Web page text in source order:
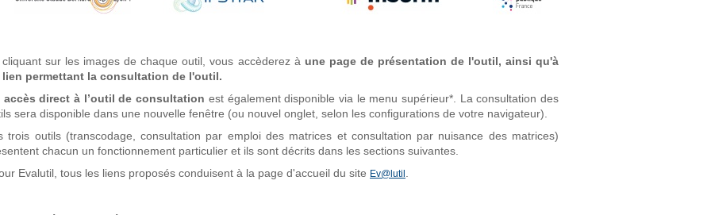
cliquant sur les images de chaque outil, vous accèderez à une page de présentation de l'outil, ainsi qu'à
lien permettant la consultation de l'outil.
accès direct à l’outil de consultation est également disponible via le menu supérieur*. La consultation des
sera disponible dans une nouvelle fenêtre (ou nouvel onglet, selon les configurations de votre navigateur).
trois outils (transcodage, consultation par emploi des matrices et consultation par nuisance des matrices)
chacun un fonctionnement particulier et ils sont décrits dans les sections suivantes.
Evalutil, tous les liens proposés conduisent à la page d'accueil du site Ev@lutil